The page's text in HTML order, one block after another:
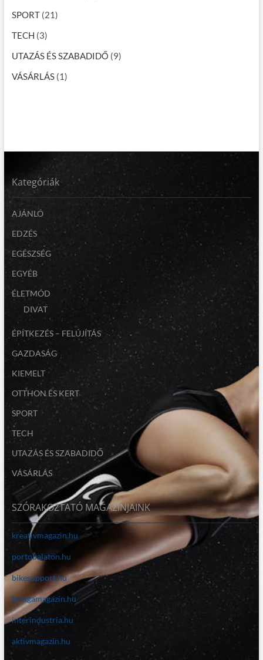
SPORT(21)
TECH (3)
UTAZÁS ÉS SZABADIDŐ (9)
VÁSÁRLÁS(1)
Kategóriák
AJÁNLÓ
EDZÉS
EGÉSZSÉG
EGYÉB
ÉLETMÓD
DIVAT
ÉPÍTKEZÉS – FELÚJÍTÁS
GAZDASÁG
KIEMELT
OTTHON ÉS KERT
SPORT
TECH
UTAZÁS ÉS SZABADIDŐ
VÁSÁRLÁS
SZÓRAKOZTATÓ MAGAZINJAINK
kreativmagazin.hu
portobalaton.hu
bikesupport.hu
bringamagazin.hu
interindustria.hu
aktivmagazin.hu